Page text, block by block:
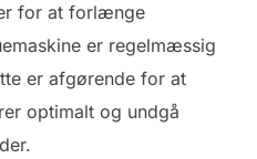
for at forlænge
er regelmæssig
er afgørende for at
optimalt og undgå